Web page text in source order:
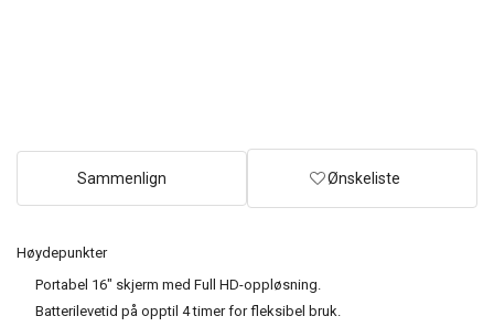
Høydepunkter
Portabel 16" skjerm med Full HD-oppløsning.
Batterilevetid på opptil 4 timer for fleksibel bruk.
Sammenlign Ønskeliste